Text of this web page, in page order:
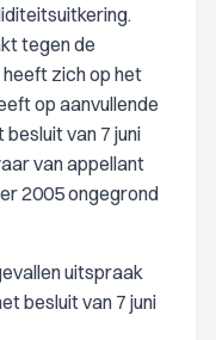
tegen de
zich op het
op aanvullende
van 7 juni
van appellant
2005 ongegrond
uitspraak
besluit van 7 juni